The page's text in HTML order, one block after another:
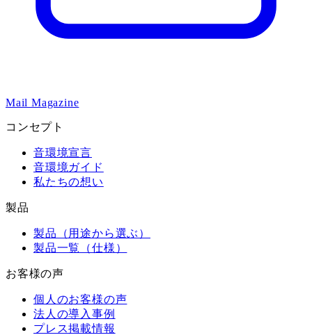
Mail Magazine
コンセプト
音環境宣言
音環境ガイド
私たちの想い
製品
製品（用途から選ぶ）
製品一覧（仕様）
お客様の声
個人のお客様の声
法人の導入事例
プレス掲載情報